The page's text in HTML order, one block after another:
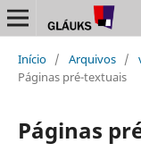
Início / Arquivos /
Páginas pré-textuais
Páginas